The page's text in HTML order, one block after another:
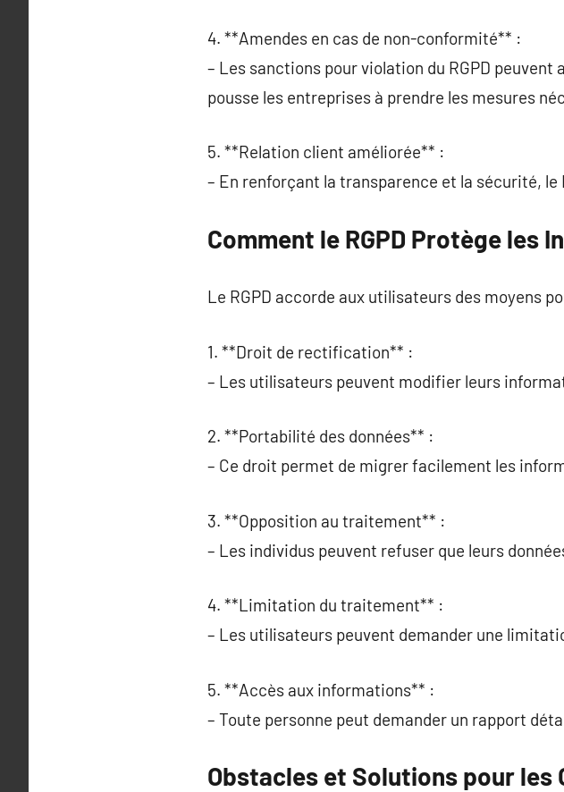
4. **Amendes en cas de non-conformité** :
– Les sanctions pour violation du RGPD
pousse les entreprises à prendre les mesures
5. **Relation client améliorée** :
– En renforçant la transparence et la sécurité,
Comment le RGPD Protège les
Le RGPD accorde aux utilisateurs des moyens
1. **Droit de rectification** :
– Les utilisateurs peuvent modifier leurs
2. **Portabilité des données** :
– Ce droit permet de migrer facilement les
3. **Opposition au traitement** :
– Les individus peuvent refuser que leurs
4. **Limitation du traitement** :
– Les utilisateurs peuvent demander une
5. **Accès aux informations** :
– Toute personne peut demander un rapport
Obstacles et Solutions pour les